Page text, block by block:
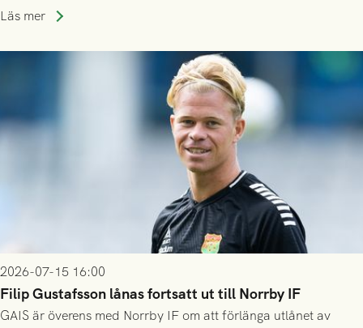
division 3-nivå.
Läs mer
2026-07-15 16:00
Filip Gustafsson lånas fortsatt ut till Norrby IF
GAIS är överens med Norrby IF om att förlänga utlånet av